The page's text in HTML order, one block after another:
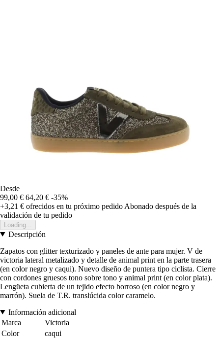
Desde
99,00 € 64,20 € -35%
+3,21 € ofrecidos en tu próximo pedido Abonado después de la
validación de tu pedido
Loading...
Descripción
Zapatos con glitter texturizado y paneles de ante para mujer. V de
victoria lateral metalizado y detalle de animal print en la parte trasera
(en color negro y caqui). Nuevo diseño de puntera tipo ciclista. Cierre
con cordones gruesos tono sobre tono y animal print (en color plata).
Lengüeta cubierta de un tejido efecto borroso (en color negro y
marrón). Suela de T.R. translúcida color caramelo.
Información adicional
Marca
Victoria
Color
caqui